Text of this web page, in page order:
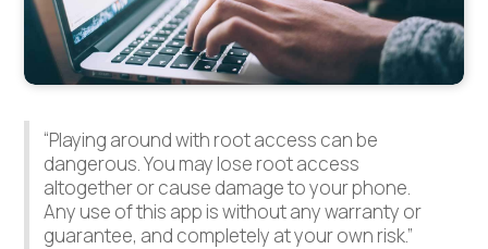
“Playing around with root access can be
dangerous. You may lose root access
altogether or cause damage to your phone.
Any use of this app is without any warranty or
guarantee, and completely at your own risk.”